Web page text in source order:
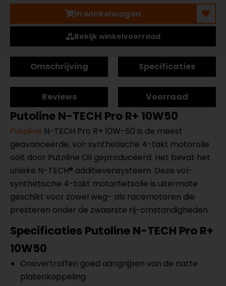
In winkelwagen
Bekijk winkelvoorraad
Omschrijving Specificaties
Reviews Voorraad
Putoline N-TECH Pro R+ 10W50
Putoline N-TECH Pro R+ 10W-50 is de meest
geavanceerde, vol-synthetische 4-takt motorolie
ooit door Putoline Oil geproduceerd. Het bevat het
unieke N-TECH® additievensysteem. Deze vol-
synthetische 4-takt motorfietsolie is uitermate
geschikt voor zowel weg- als racemotoren die
presteren onder de zwaarste rij-omstandigheden.
Specificaties Putoline N-TECH Pro R+
10W50
Onovertroffen goed aangrijpen van de natte
platenkoppeling